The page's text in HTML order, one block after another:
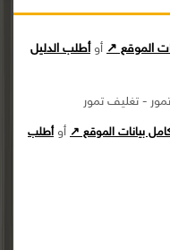
الموقع ↗ أوأطلب الدليل
- تغليف تمور
بيانات الموقع ↗ أوأطلب